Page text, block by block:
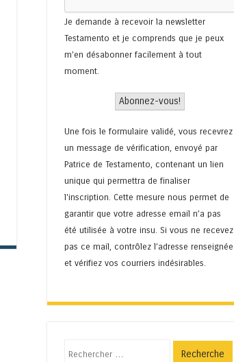
Je demande à recevoir la newsletter
Testamento et je comprends que je peux
m'en désabonner facilement à tout
moment.
Une fois le formulaire validé, vous recevrez
un message de vérification, envoyé par
Patrice de Testamento, contenant un lien
unique qui permettra de finaliser
l'inscription. Cette mesure nous permet de
garantir que votre adresse email n’a pas
été utilisée à votre insu. Si vous ne recevez
pas ce mail, contrôlez l’adresse renseignée
et vérifiez vos courriers indésirables.